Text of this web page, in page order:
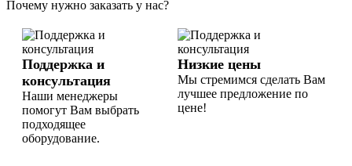
Почему нужно заказать у нас?
Поддержка и
консультация
Наши менеджеры
помогут Вам выбрать
подходящее
оборудование.
Низкие цены
Мы стремимся сделать Вам
лучшее предложение по
цене!